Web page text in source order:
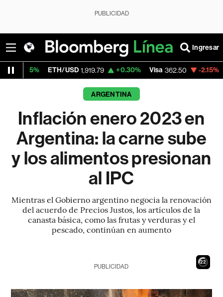
PUBLICIDAD
Ingresar
ETH/USD 1,919.79 +0.30% Visa 362.50 -2.15%
ARGENTINA
Inflación enero 2023 en
Argentina: la carne sube
y los alimentos presionan
al IPC
Mientras el Gobierno argentino negocia la renovación
del acuerdo de Precios Justos, los artículos de la
canasta básica, como las frutas y verduras y el
pescado, continúan en aumento
21
PUBLICIDAD